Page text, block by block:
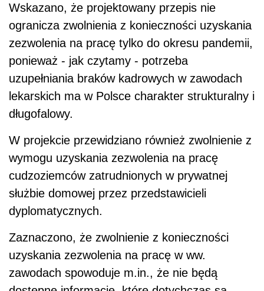
Wskazano, że projektowany przepis nie
ogranicza zwolnienia z konieczności uzyskania
zezwolenia na pracę tylko do okresu pandemii,
ponieważ - jak czytamy - potrzeba
uzupełniania braków kadrowych w zawodach
lekarskich ma w Polsce charakter strukturalny i
długofalowy.
W projekcie przewidziano również zwolnienie z
wymogu uzyskania zezwolenia na pracę
cudzoziemców zatrudnionych w prywatnej
służbie domowej przez przedstawicieli
dyplomatycznych.
Zaznaczono, że zwolnienie z konieczności
uzyskania zezwolenia na pracę w ww.
zawodach spowoduje m.in., że nie będą